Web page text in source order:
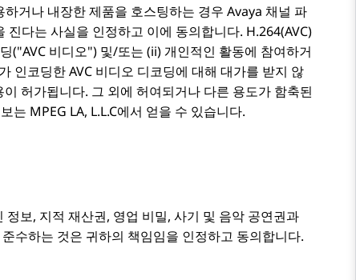
거나 내장한 제품을 호스팅하는 경우 Avaya 채널 파
다는 사실을 인정하고 이에 동의합니다. H.264(AVC)
( AVC 비디오 ) 및/또는 (ii) 개인적인 활동에 참여하거
인코딩한 AVC 비디오 디코딩에 대해 대가를 받지 않
허가됩니다. 그 외에 허여되거나 다른 용도가 함축된
는 MPEG LA, L.L.C에서 얻을 수 있습니다.
보, 지적 재산권, 영업 비밀, 사기 및 음악 공연권과
수하는 것은 귀하의 책임임을 인정하고 동의합니다.